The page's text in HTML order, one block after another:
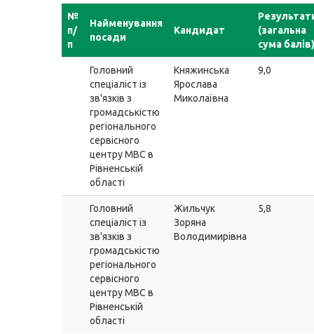
№
п/
п
Найменування
посади
Кандидат
(загальна
сума балів)
Головний
спеціаліст із
зв'язків з
громадськістю
регіонального
сервісного
центру МВС в
Рівненській
області
Княжинська
Ярослава
Миколаївна
9,0
Головний
спеціаліст із
зв'язків з
громадськістю
регіонального
сервісного
центру МВС в
Рівненській
області
Жильчук
Зоряна
Володимирівна
5,8